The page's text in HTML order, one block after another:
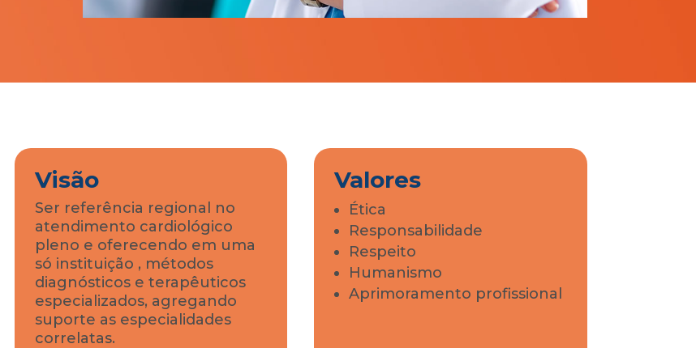
Visão
Ser referência regional no
atendimento cardiológico
pleno e oferecendo em uma
só instituição , métodos
diagnósticos e terapêuticos
especializados, agregando
suporte as especialidades
correlatas.
Valores
Ética
Responsabilidade
Respeito
Humanismo
Aprimoramento profissional